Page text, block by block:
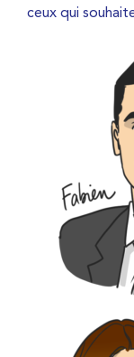
ceux qui